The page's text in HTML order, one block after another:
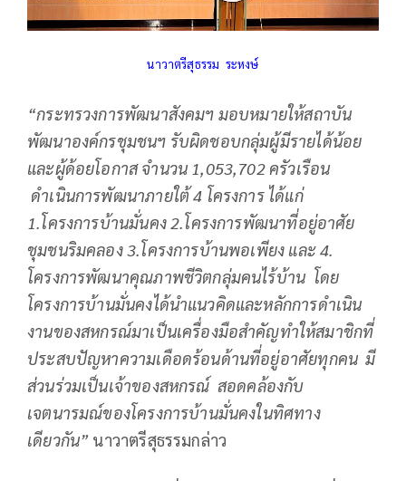
นาวาตรีสุธรรม ระหงษ์
“กระทรวงการพัฒนาสังคมฯ มอบหมายให้สถาบัน
พัฒนาองค์กรชุมชนฯ รับผิดชอบกลุ่มผู้มีรายได้น้อย
และผู้ด้อยโอกาส จำนวน 1,053,702 ครัวเรือน
ดำเนินการพัฒนาภายใต้ 4 โครงการ ได้แก่
1.โครงการบ้านมั่นคง 2.โครงการพัฒนาที่อยู่อาศัย
ชุมชนริมคลอง 3.โครงการบ้านพอเพียง และ 4.
โครงการพัฒนาคุณภาพชีวิตกลุ่มคนไร้บ้าน โดย
โครงการบ้านมั่นคงได้นำแนวคิดและหลักการดำเนิน
งานของสหกรณ์มาเป็นเครื่องมือสำคัญทำให้สมาชิกที่
ประสบปัญหาความเดือดร้อนด้านที่อยู่อาศัยทุกคน มี
ส่วนร่วมเป็นเจ้าของสหกรณ์ สอดคล้องกับ
เจตนารมณ์ของโครงการบ้านมั่นคงในทิศทาง
เดียวกัน” นาวาตรีสุธรรมกล่าว